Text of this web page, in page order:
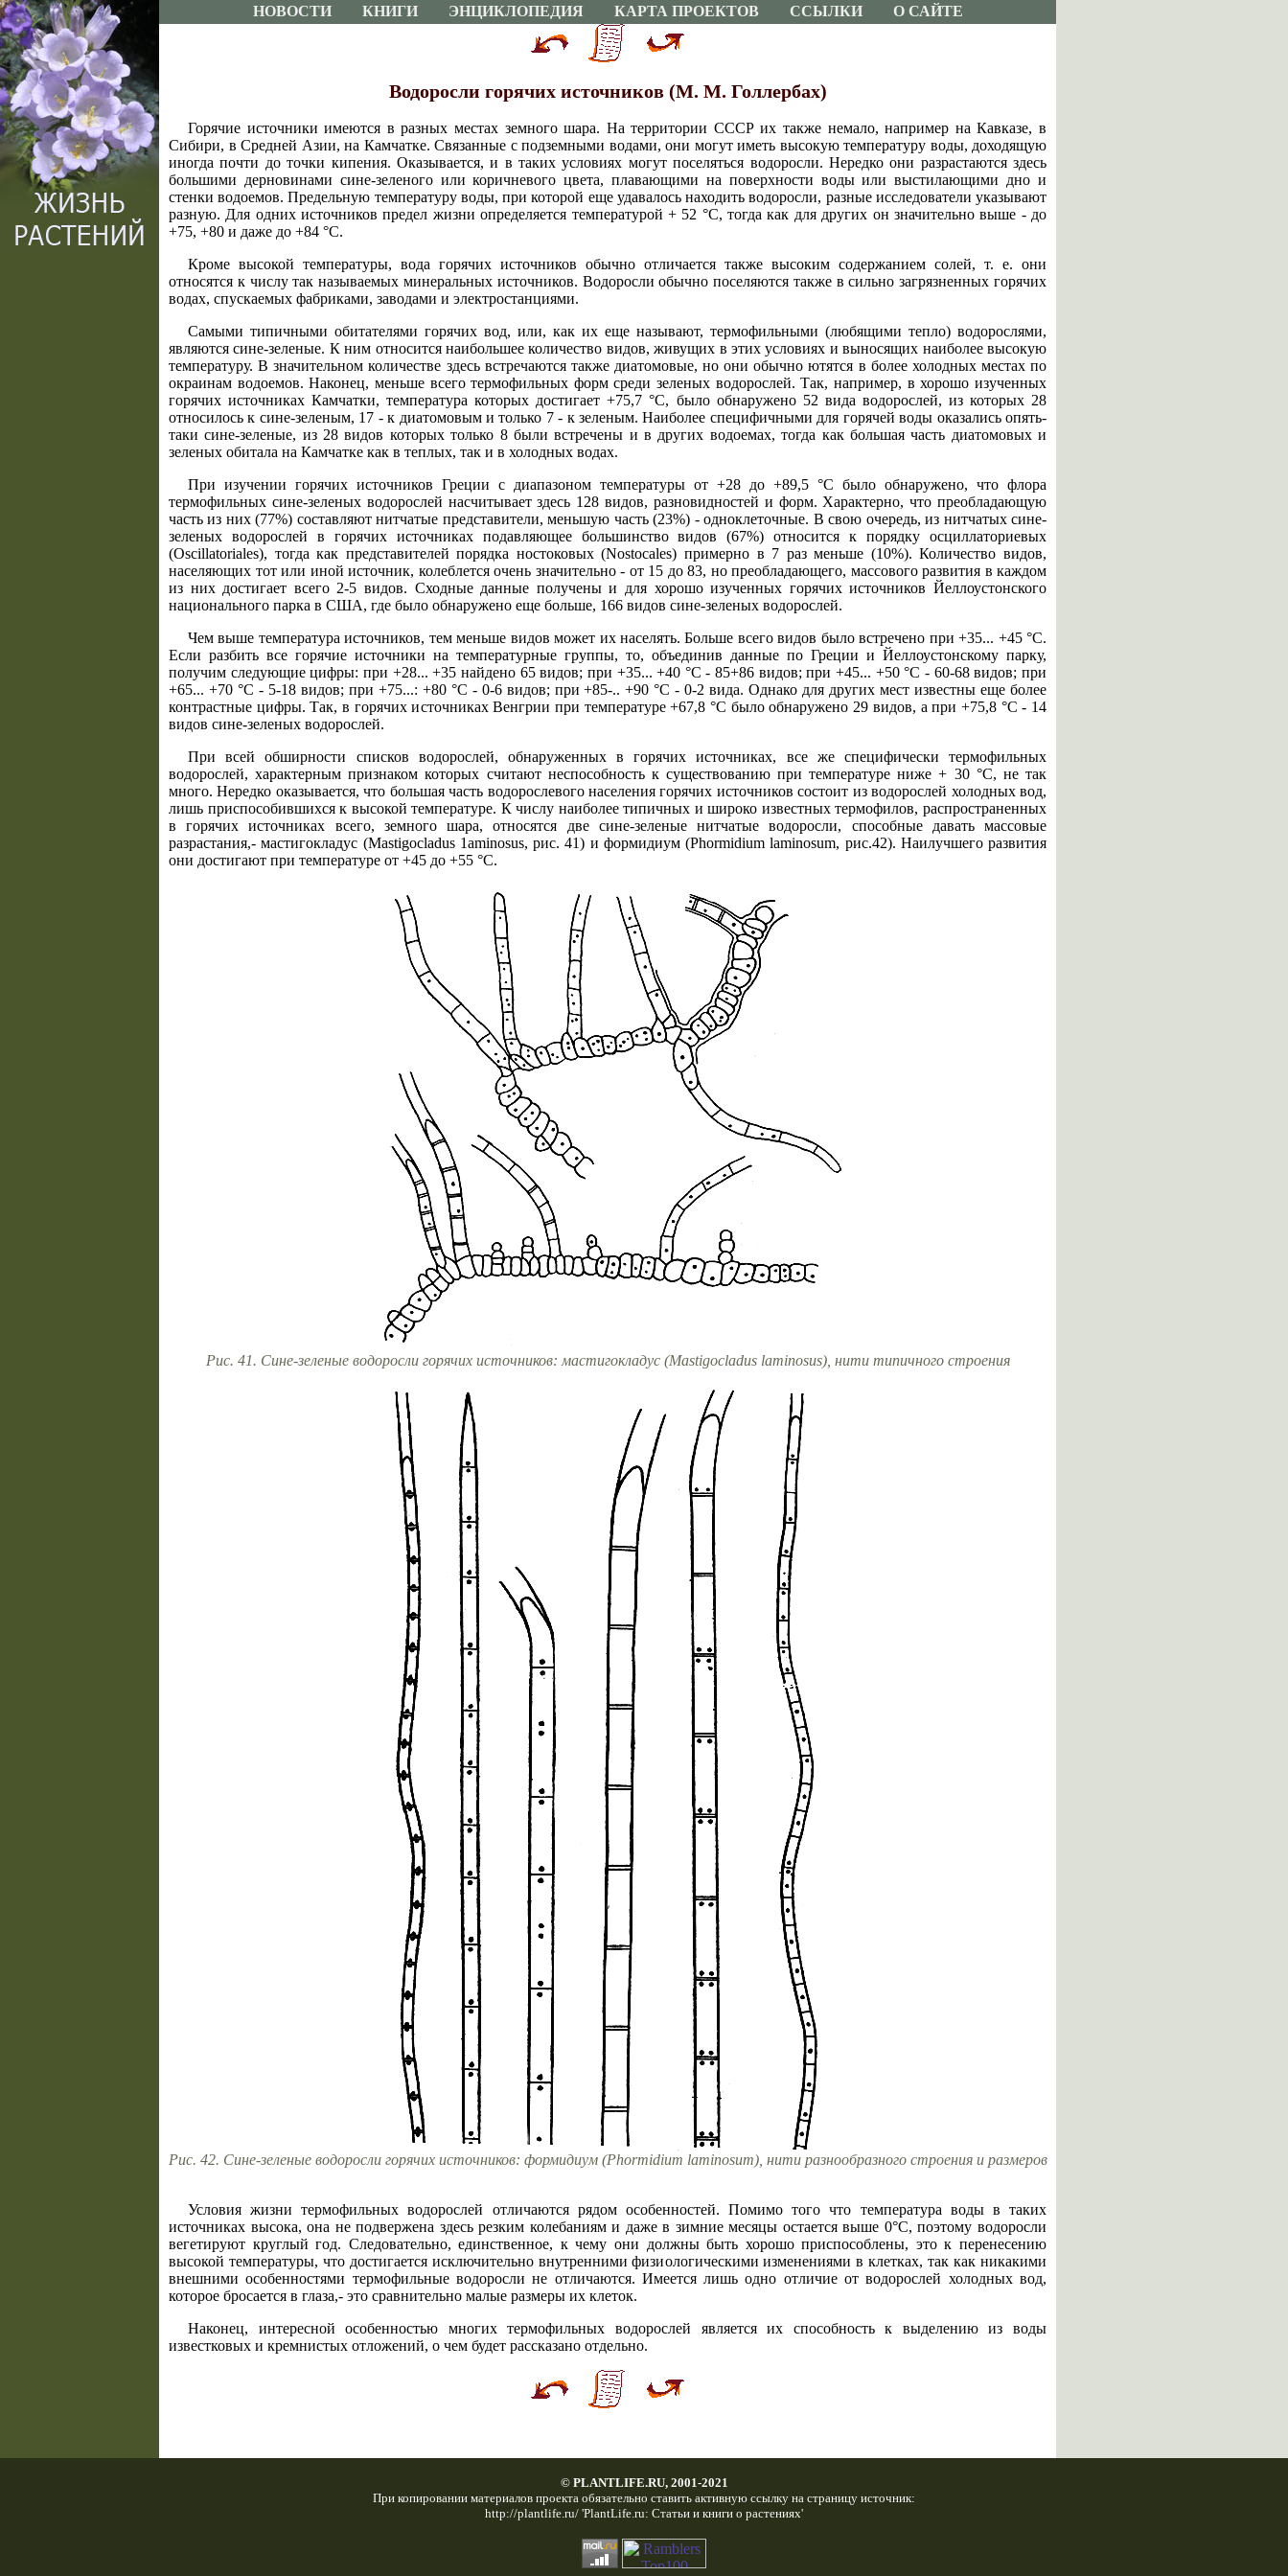
НОВОСТИ КНИГИ ЭНЦИКЛОПЕДИЯ КАРТА ПРОЕКТОВ ССЫЛКИ О САЙТЕ
Водоросли горячих источников (М. М. Голлербах)
Горячие источники имеются в разных местах земного шара. На территории СССР их также немало, например на Кавказе, в
Сибири, в Средней Азии, на Камчатке. Связанные с подземными водами, они могут иметь высокую температуру воды, доходящую
иногда почти до точки кипения. Оказывается, и в таких условиях могут поселяться водоросли. Нередко они разрастаются здесь
большими дерновинами сине-зеленого или коричневого цвета, плавающими на поверхности воды или выстилающими дно и
стенки водоемов. Предельную температуру воды, при которой еще удавалось находить водоросли, разные исследователи указывают
разную. Для одних источников предел жизни определяется температурой + 52 °С, тогда как для других он значительно выше - до
+75, +80 и даже до +84 °С.
Кроме высокой температуры, вода горячих источников обычно отличается также высоким содержанием солей, т. е. они
относятся к числу так называемых минеральных источников. Водоросли обычно поселяются также в сильно загрязненных горячих
водах, спускаемых фабриками, заводами и электростанциями.
Самыми типичными обитателями горячих вод, или, как их еще называют, термофильными (любящими тепло) водорослями,
являются сине-зеленые. К ним относится наибольшее количество видов, живущих в этих условиях и выносящих наиболее высокую
температуру. В значительном количестве здесь встречаются также диатомовые, но они обычно ютятся в более холодных местах по
окраинам водоемов. Наконец, меньше всего термофильных форм среди зеленых водорослей. Так, например, в хорошо изученных
горячих источниках Камчатки, температура которых достигает +75,7 °С, было обнаружено 52 вида водорослей, из которых 28
относилось к сине-зеленым, 17 - к диатомовым и только 7 - к зеленым. Наиболее специфичными для горячей воды оказались опять-
таки сине-зеленые, из 28 видов которых только 8 были встречены и в других водоемах, тогда как большая часть диатомовых и
зеленых обитала на Камчатке как в теплых, так и в холодных водах.
При изучении горячих источников Греции с диапазоном температуры от +28 до +89,5 °С было обнаружено, что флора
термофильных сине-зеленых водорослей насчитывает здесь 128 видов, разновидностей и форм. Характерно, что преобладающую
часть из них (77%) составляют нитчатые представители, меньшую часть (23%) - одноклеточные. В свою очередь, из нитчатых сине-
зеленых водорослей в горячих источниках подавляющее большинство видов (67%) относится к порядку осциллаториевых
(Oscillatoriales), тогда как представителей порядка ностоковых (Nostocales) примерно в 7 раз меньше (10%). Количество видов,
населяющих тот или иной источник, колеблется очень значительно - от 15 до 83, но преобладающего, массового развития в каждом
из них достигает всего 2-5 видов. Сходные данные получены и для хорошо изученных горячих источников Йеллоустонского
национального парка в США, где было обнаружено еще больше, 166 видов сине-зеленых водорослей.
Чем выше температура источников, тем меньше видов может их населять. Больше всего видов было встречено при +35... +45 °С.
Если разбить все горячие источники на температурные группы, то, объединив данные по Греции и Йеллоустонскому парку,
получим следующие цифры: при +28... +35 найдено 65 видов; при +35... +40 °С - 85+86 видов; при +45... +50 °С - 60-68 видов; при
+65... +70 °С - 5-18 видов; при +75...: +80 °С - 0-6 видов; при +85-.. +90 °С - 0-2 вида. Однако для других мест известны еще более
контрастные цифры. Так, в горячих источниках Венгрии при температуре +67,8 °С было обнаружено 29 видов, а при +75,8 °С - 14
видов сине-зеленых водорослей.
При всей обширности списков водорослей, обнаруженных в горячих источниках, все же специфически термофильных
водорослей, характерным признаком которых считают неспособность к существованию при температуре ниже + 30 °С, не так
много. Нередко оказывается, что большая часть водорослевого населения горячих источников состоит из водорослей холодных вод,
лишь приспособившихся к высокой температуре. К числу наиболее типичных и широко известных термофилов, распространенных
в горячих источниках всего, земного шара, относятся две сине-зеленые нитчатые водоросли, способные давать массовые
разрастания,- мастигокладус (Mastigocladus 1аminosus, рис. 41) и формидиум (Phormidium laminosum, рис.42). Наилучшего развития
они достигают при температуре от +45 до +55 °С.
Рис. 41. Сине-зеленые водоросли горячих источников: мастигокладус (Mastigocladus laminosus), нити типичного строения
Рис. 42. Сине-зеленые водоросли горячих источников: формидиум (Phormidium laminosum), нити разнообразного строения и размеров
Условия жизни термофильных водорослей отличаются рядом особенностей. Помимо того что температура воды в таких
источниках высока, она не подвержена здесь резким колебаниям и даже в зимние месяцы остается выше 0°С, поэтому водоросли
вегетируют круглый год. Следовательно, единственное, к чему они должны быть хорошо приспособлены, это к перенесению
высокой температуры, что достигается исключительно внутренними физиологическими изменениями в клетках, так как никакими
внешними особенностями термофильные водоросли не отличаются. Имеется лишь одно отличие от водорослей холодных вод,
которое бросается в глаза,- это сравнительно малые размеры их клеток.
Наконец, интересной особенностью многих термофильных водорослей является их способность к выделению из воды
известковых и кремнистых отложений, о чем будет рассказано отдельно.
© PLANTLIFE.RU, 2001-2021
При копировании материалов проекта обязательно ставить активную ссылку на страницу источник:
http://plantlife.ru/ 'PlantLife.ru: Статьи и книги о растениях'